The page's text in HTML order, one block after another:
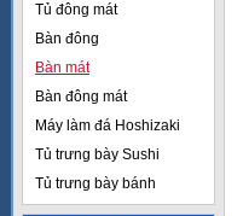
Tủ đông mát
Bàn đông
Bàn mát
Bàn đông mát
Máy làm đá Hoshizaki
Tủ trưng bày Sushi
Tủ trưng bày bánh